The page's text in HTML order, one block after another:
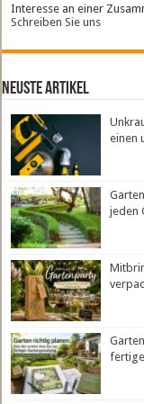
Interesse an einer
Schreiben Sie uns
neuste Artikel
einen
jeden